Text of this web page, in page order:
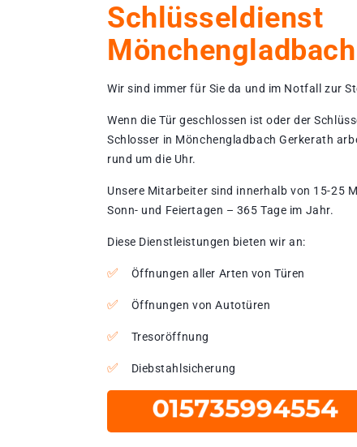
Schlüsseldienst
Wir sind immer für Sie da und im Notfall zur
Wenn die Tür geschlossen ist oder der
Schlosser in Mönchengladbach Gerkerath
rund um die Uhr.
Unsere Mitarbeiter sind innerhalb von 15-25
Sonn- und Feiertagen – 365 Tage im Jahr.
Diese Dienstleistungen bieten wir an:
Öffnungen aller Arten von Türen
Öffnungen von Autotüren
Tresoröffnung
Diebstahlsicherung